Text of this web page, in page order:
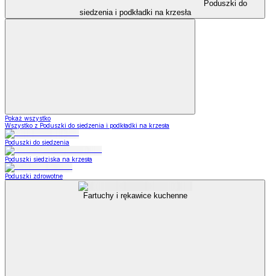
Poduszki do
siedzenia i podkładki na krzesła
Pokaż wszystko
Wszystko z Poduszki do siedzenia i podkładki na krzesła
Poduszki do siedzenia
Poduszki siedziska na krzesła
Poduszki zdrowotne
Fartuchy i rękawice kuchenne